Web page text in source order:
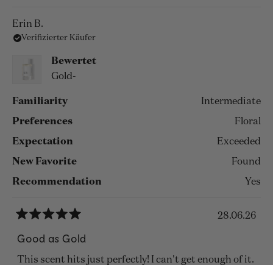
Erin B.
Verifizierter Käufer
Bewertet
Gold-
Familiarity Intermediate
Preferences Floral
Expectation Exceeded
New Favorite Found
Recommendation Yes
5
von
5
28.06.26
Good as Gold
This scent hits just perfectly! I can't get enough of it.